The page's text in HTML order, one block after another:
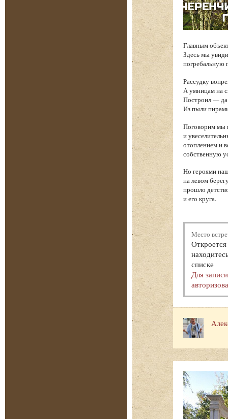
Главным
Здесь мы
погребальную
Рассудку
А умницам на
Построил — да
Из пыли
Поговорим мы
и
отоплением и
собственную
Но героями
на левом
прошло
и его круга.
Место
списке
Для